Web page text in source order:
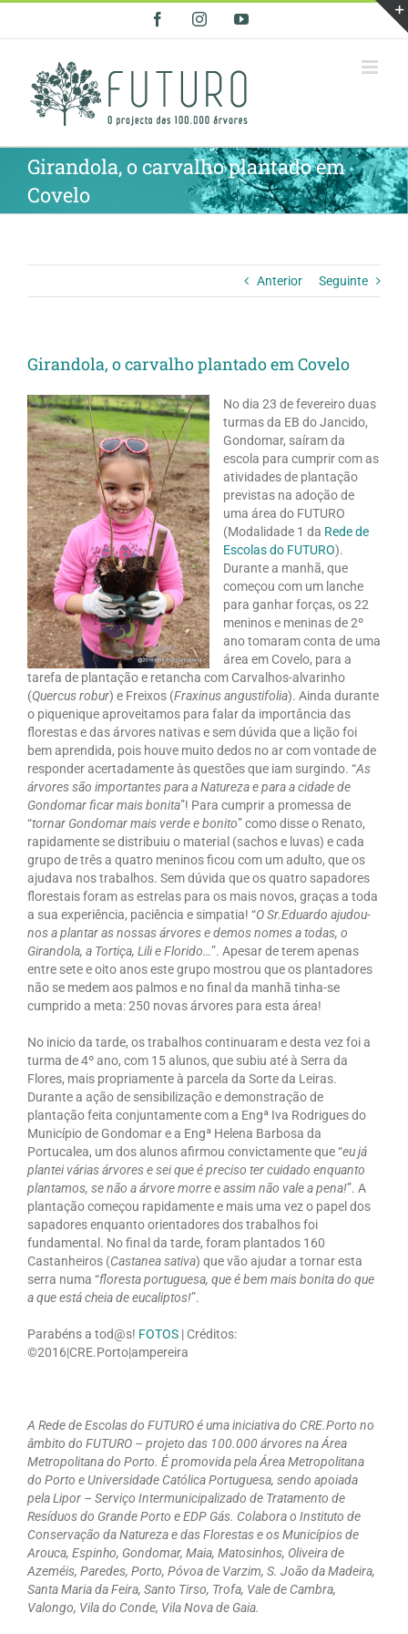
FacebookInstagramYouTube
Girandola, o carvalho plantado em
Covelo
Anterior Seguinte
Girandola, o carvalho plantado em Covelo
No dia 23 de fevereiro duas
turmas da EB do Jancido,
Gondomar, saíram da
escola para cumprir com as
atividades de plantação
previstas na adoção de
uma área do FUTURO
(Modalidade 1 da Rede de
Escolas do FUTURO).
Durante a manhã, que
começou com um lanche
para ganhar forças, os 22
meninos e meninas de 2º
ano tomaram conta de uma
área em Covelo, para a
tarefa de plantação e retancha com Carvalhos-alvarinho
(Quercus robur) e Freixos (Fraxinus angustifolia). Ainda durante
o piquenique aproveitamos para falar da importância das
florestas e das árvores nativas e sem dúvida que a lição foi
bem aprendida, pois houve muito dedos no ar com vontade de
responder acertadamente às questões que iam surgindo. “As
árvores são importantes para a Natureza e para a cidade de
Gondomar ficar mais bonita”! Para cumprir a promessa de
“tornar Gondomar mais verde e bonito” como disse o Renato,
rapidamente se distribuiu o material (sachos e luvas) e cada
grupo de três a quatro meninos ficou com um adulto, que os
ajudava nos trabalhos. Sem dúvida que os quatro sapadores
florestais foram as estrelas para os mais novos, graças a toda
a sua experiência, paciência e simpatia! “O Sr.Eduardo ajudou-
nos a plantar as nossas árvores e demos nomes a todas, o
Girandola, a Tortiça, Lili e Florido…”. Apesar de terem apenas
entre sete e oito anos este grupo mostrou que os plantadores
não se medem aos palmos e no final da manhã tinha-se
cumprido a meta: 250 novas árvores para esta área!
No inicio da tarde, os trabalhos continuaram e desta vez foi a
turma de 4º ano, com 15 alunos, que subiu até à Serra da
Flores, mais propriamente à parcela da Sorte da Leiras.
Durante a ação de sensibilização e demonstração de
plantação feita conjuntamente com a Engª Iva Rodrigues do
Município de Gondomar e a Engª Helena Barbosa da
Portucalea, um dos alunos afirmou convictamente que “eu já
plantei várias árvores e sei que é preciso ter cuidado enquanto
plantamos, se não a árvore morre e assim não vale a pena!”. A
plantação começou rapidamente e mais uma vez o papel dos
sapadores enquanto orientadores dos trabalhos foi
fundamental. No final da tarde, foram plantados 160
Castanheiros (Castanea sativa) que vão ajudar a tornar esta
serra numa “floresta portuguesa, que é bem mais bonita do que
a que está cheia de eucaliptos!”.
Parabéns a tod@s! FOTOS | Créditos:
©2016|CRE.Porto|ampereira
A Rede de Escolas do FUTURO é uma iniciativa do CRE.Porto no
âmbito do FUTURO – projeto das 100.000 árvores na Área
Metropolitana do Porto. É promovida pela Área Metropolitana
do Porto e Universidade Católica Portuguesa, sendo apoiada
pela Lipor – Serviço Intermunicipalizado de Tratamento de
Resíduos do Grande Porto e EDP Gás. Colabora o Instituto de
Conservação da Natureza e das Florestas e os Municípios de
Arouca, Espinho, Gondomar, Maia, Matosinhos, Oliveira de
Azeméis, Paredes, Porto, Póvoa de Varzim, S. João da Madeira,
Santa Maria da Feira, Santo Tirso, Trofa, Vale de Cambra,
Valongo, Vila do Conde, Vila Nova de Gaia.